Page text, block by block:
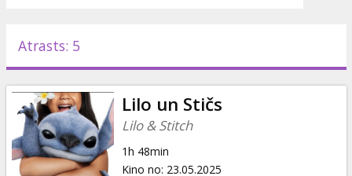
Pasākumi
Ziņas
Dāvanu
Atrasts: 5
Lilo un Stičs
Lilo & Stitch
1h 48min
Kino no: 23.05.2025